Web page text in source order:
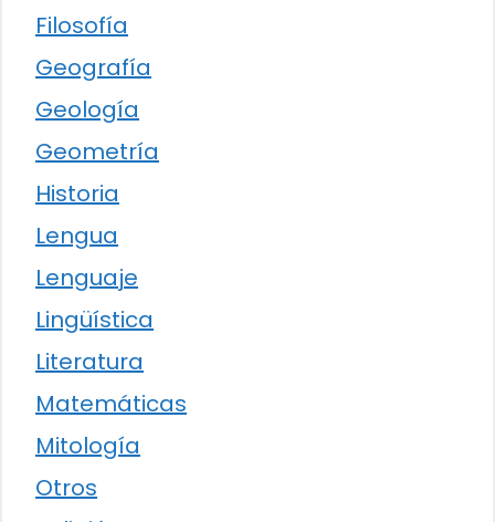
Filosofía
Geografía
Geología
Geometría
Historia
Lengua
Lenguaje
Lingüística
Literatura
Matemáticas
Mitología
Otros